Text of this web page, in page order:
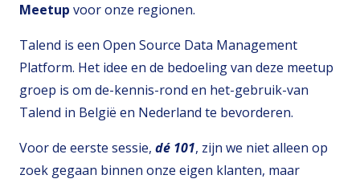
Meetup voor onze regionen.
Talend is een Open Source Data Management
Platform. Het idee en de bedoeling van deze meetup
groep is om de-kennis-rond en het-gebruik-van
Talend in België en Nederland te bevorderen.
Voor de eerste sessie, dé 101, zijn we niet alleen op
zoek gegaan binnen onze eigen klanten, maar